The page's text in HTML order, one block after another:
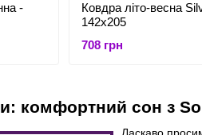
комфортний сон з
Ласкаво
-
Ковдра літо-весна
142x205
708 грн